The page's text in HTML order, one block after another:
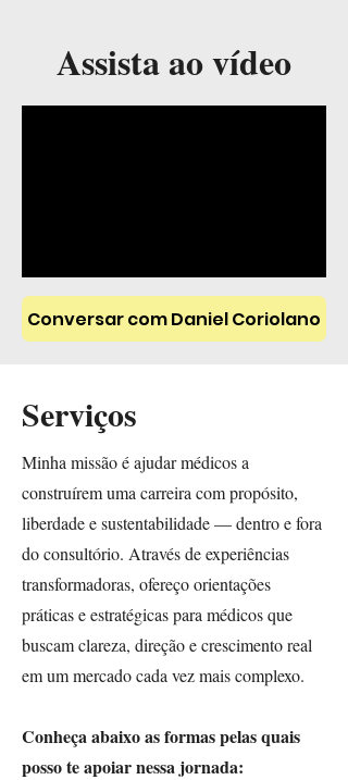
Assista ao vídeo
Conversar com Daniel Coriolano
Serviços
Minha missão é ajudar médicos a
construírem uma carreira com propósito,
liberdade e sustentabilidade — dentro e fora
do consultório. Através de experiências
transformadoras, ofereço orientações
práticas e estratégicas para médicos que
buscam clareza, direção e crescimento real
em um mercado cada vez mais complexo.
Conheça abaixo as formas pelas quais
posso te apoiar nessa jornada: